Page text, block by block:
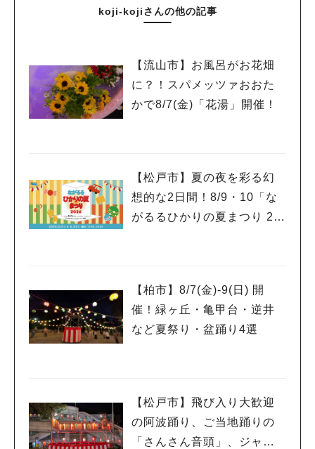
koji-kojiさんの他の記事
【流山市】お風呂がお花畑
に？！スパメッツァおおた
かで8/7(金)「花湯」開催！
【松戸市】夏の夜を彩る幻
想的な2日間！8/9・10「な
がるるひかりの夏まつり 20
【柏市】8/7(金)‐9(日) 開
催！緑ヶ丘・亀甲台・逆井
など夏祭り・盆踊り4選
【松戸市】飛び入り大歓迎
の阿波踊り、ご当地踊りの
「さんさん音頭」、ジャ